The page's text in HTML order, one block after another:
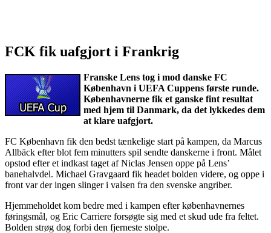
FCK fik uafgjort i Frankrig
Franske Lens tog i mod danske FC
København i UEFA Cuppens første runde.
Københavnerne fik et ganske fint resultat
med hjem til Danmark, da det lykkedes dem
at klare uafgjort.
FC København fik den bedst tænkelige start på kampen, da Marcus
Allbäck efter blot fem minutters spil sendte danskerne i front. Målet
opstod efter et indkast taget af Niclas Jensen oppe på Lens’
banehalvdel. Michael Gravgaard fik headet bolden videre, og oppe i
front var der ingen slinger i valsen fra den svenske angriber.
Hjemmeholdet kom bedre med i kampen efter københavnernes
føringsmål, og Eric Carriere forsøgte sig med et skud ude fra feltet.
Bolden strøg dog forbi den fjerneste stolpe.